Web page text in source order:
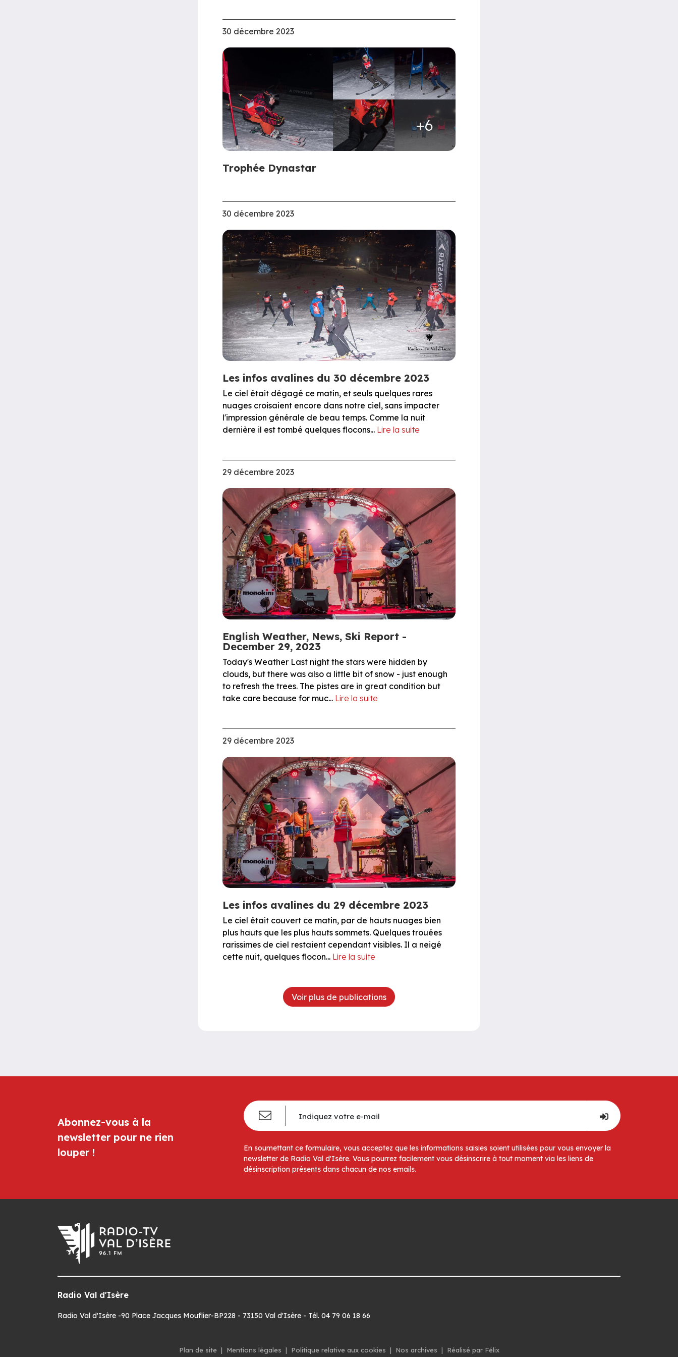
30 décembre 2023
+6
Trophée Dynastar
30 décembre 2023
Les infos avalines du 30 décembre 2023
Le ciel était dégagé ce matin, et seuls quelques rares
nuages croisaient encore dans notre ciel, sans impacter
l'impression générale de beau temps. Comme la nuit
dernière il est tombé quelques flocons... Lire la suite
29 décembre 2023
English Weather, News, Ski Report -
December 29, 2023
Today's Weather Last night the stars were hidden by
clouds, but there was also a little bit of snow - just enough
to refresh the trees. The pistes are in great condition but
take care because for muc... Lire la suite
29 décembre 2023
Les infos avalines du 29 décembre 2023
Le ciel était couvert ce matin, par de hauts nuages bien
plus hauts que les plus hauts sommets. Quelques trouées
rarissimes de ciel restaient cependant visibles. Il a neigé
cette nuit, quelques flocon... Lire la suite
Voir plus de publications
Abonnez-vous à la
newsletter pour ne rien
louper !
En soumettant ce formulaire, vous acceptez que les informations saisies soient utilisées pour vous envoyer la
newsletter de Radio Val d'Isère. Vous pourrez facilement vous désinscrire à tout moment via les liens de
désinscription présents dans chacun de nos emails.
Radio Val d'Isère
Radio Val d'Isère -90 Place Jacques Mouflier-BP228 - 73150 Val d'Isère - Tél. 04 79 06 18 66
Plan de site | Mentions légales | Politique relative aux cookies | Nos archives | Réalisé par Félix